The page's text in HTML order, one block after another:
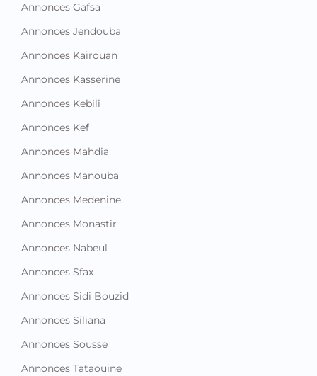
Annonces Gafsa
Annonces Jendouba
Annonces Kairouan
Annonces Kasserine
Annonces Kebili
Annonces Kef
Annonces Mahdia
Annonces Manouba
Annonces Medenine
Annonces Monastir
Annonces Nabeul
Annonces Sfax
Annonces Sidi Bouzid
Annonces Siliana
Annonces Sousse
Annonces Tataouine